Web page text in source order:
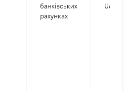
банківських
рахунках
UAH